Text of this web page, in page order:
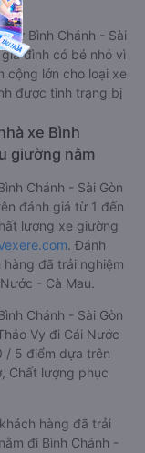
từ Bình Chánh - Sài
đình có bé nhỏ vì
cộng lớn cho loại xe
được tình trạng bị
xe Bình
giường nằm
Chánh - Sài Gòn
đánh giá từ 1 đến
lượng xe giường
. Đánh
đã trải nghiệm
- Cà Mau.
Chánh - Sài Gòn
Vy đi Cái Nước
/ 5 điểm dựa trên
Chất lượng phục
hàng đã trải
đi Bình Chánh -